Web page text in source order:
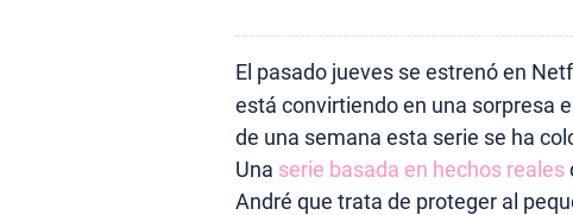
El pasado jueves se estrenó en
está convirtiendo en una sorpresa
de una semana esta serie se ha
Una serie basada en hechos reales
André que trata de proteger al